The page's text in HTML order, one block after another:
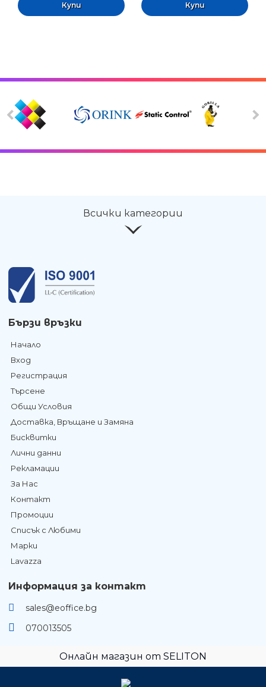
Всички категории
Бързи връзки
Начало
Вход
Регистрация
Търсене
Общи Условия
Доставка, Връщане и Замяна
Бисквитки
Лични данни
Рекламации
За Нас
Контакт
Промоции
Списък с Любими
Марки
Lavazza
Информация за контакт
sales@eoffice.bg
070013505
Онлайн магазин от SELITON